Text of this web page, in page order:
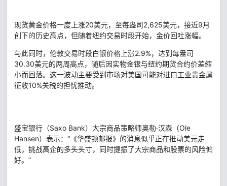
现货黄金价格一度上涨20美元，至每盎司2,625美元，接近9月
创下的历史高点，但随着纽约交易时段开始，金价回吐涨幅。
与此同时，伦敦交易时段白银价格上涨2.9%，达到每盎司
30.30美元的两周高点，随后因实物金银与纽约期货合约价差缩
小而回落。这一波动主要受到市场对美国可能对进口工业贵金属
征收10%关税的担忧推动。
盛宝银行（Saxo Bank）大宗商品策略师奥勒·汉森（Ole
Hansen）表示：“《华盛顿邮报》的消息似乎正在推动美元走
低，挑战高企的多头头寸，同时提振了大宗商品和股票的风险偏
好。”